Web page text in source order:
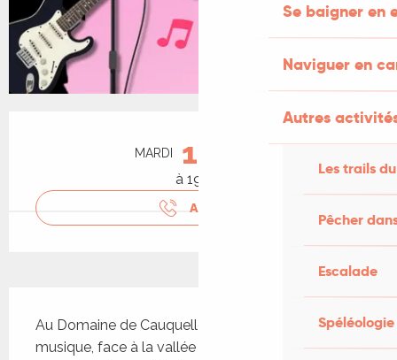
Se baigner en
Naviguer en
Autres
Les trails
Pêcher
Escalade
Spéléologie
Ouverture et coordonnées
MARDI 18
à 19:00
APPELER
Au Domaine de Cauquelle, le vin se partage en
musique, face à la vallée ! L’apéro-concert